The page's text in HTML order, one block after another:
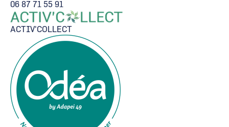
06 87 71 55 91
ACTIV'COLLECT